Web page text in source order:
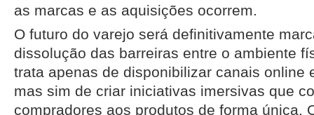
as marcas e as aquisições ocorrem.
O futuro do varejo será definitivamente
dissolução das barreiras entre o ambiente
trata apenas de disponibilizar canais online
mas sim de criar iniciativas imersivas que
compradores aos produtos de forma única.